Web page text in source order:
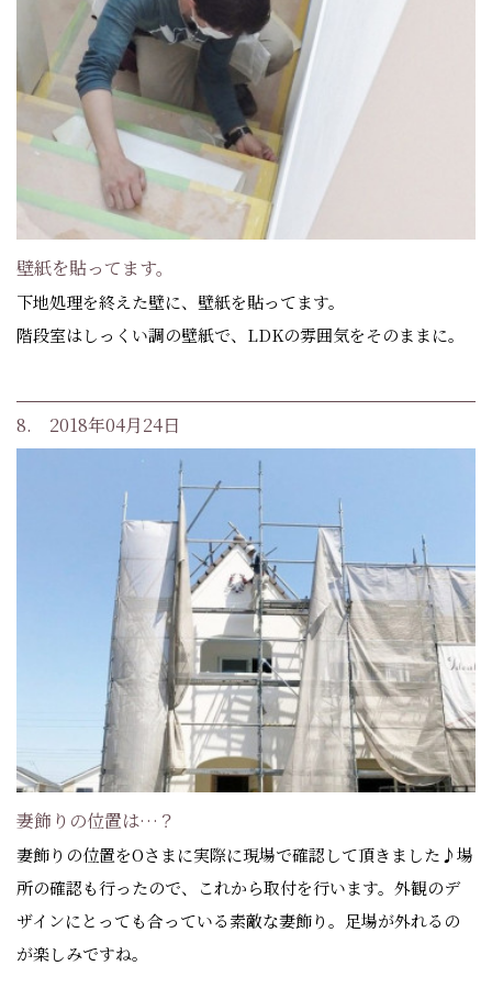
壁紙を貼ってます。
下地処理を終えた壁に、壁紙を貼ってます。
階段室はしっくい調の壁紙で、LDKの雰囲気をそのままに。
8. 2018年04月24日
妻飾りの位置は…？
妻飾りの位置をOさまに実際に現場で確認して頂きました♪場
所の確認も行ったので、これから取付を行います。外観のデ
ザインにとっても合っている素敵な妻飾り。足場が外れるの
が楽しみですね。